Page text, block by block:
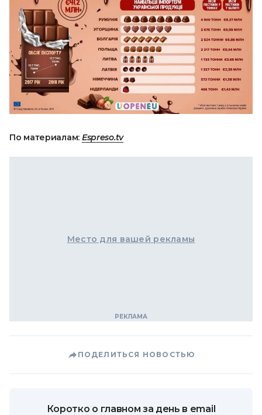
По материалам: Espreso.tv
Место для вашей рекламы
ПОДЕЛИТЬСЯ НОВОСТЬЮ
Коротко о главном за день в email